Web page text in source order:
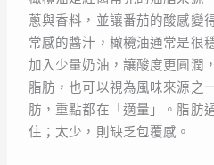
蔥與香料，並讓番茄的酸感變
常感的醬汁，橄欖油通常是很
加入少量奶油，讓酸度更圓潤
脂肪，也可以視為風味來源之
肪，重點都在「適量」。脂肪
住；太少，則缺乏包覆感。